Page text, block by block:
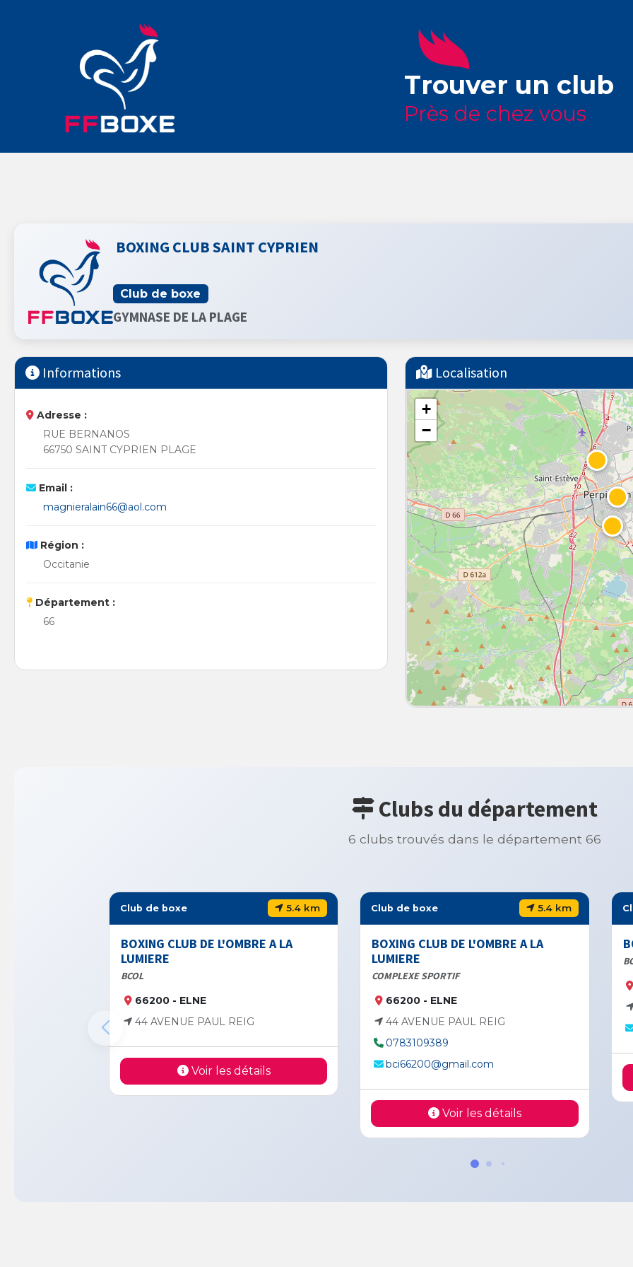
Trouver un club
Près de chez vous
BOXING CLUB SAINT CYPRIEN
Club de boxe
GYMNASE DE LA PLAGE
Informations
Adresse :
RUE BERNANOS
66750 SAINT CYPRIEN PLAGE
Email :
magnieralain66@aol.com
Région :
Occitanie
Département :
66
Localisation
+
−
Clubs du département
6 clubs trouvés dans le département 66
Club de boxe 5.4 km
BOXING CLUB DE L'OMBRE A LA
LUMIERE
BCOL
66200 - ELNE
44 AVENUE PAUL REIG
Voir les détails
Club de boxe 5.4 km
BOXING CLUB DE L'OMBRE A LA
LUMIERE
COMPLEXE SPORTIF
66200 - ELNE
44 AVENUE PAUL REIG
0783109389
bci66200@gmail.com
Voir les détails